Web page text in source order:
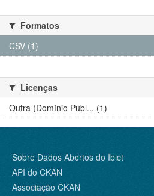
Formatos
CSV (1)
Licenças
Outra (Domínio Públ... (1)
Sobre Dados Abertos do Ibict
API do CKAN
Associação CKAN